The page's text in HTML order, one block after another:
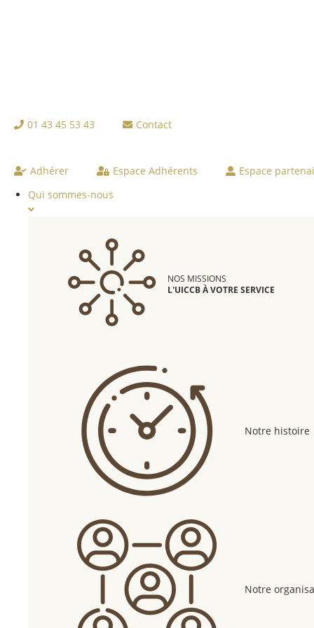
01 43 45 53 43 Contact
Adhérer Espace Adhérents
Espace
Qui sommes-nous
NOS MISSIONS
L'UICCB À VOTRE SERVICE
Notre histoire
Notre